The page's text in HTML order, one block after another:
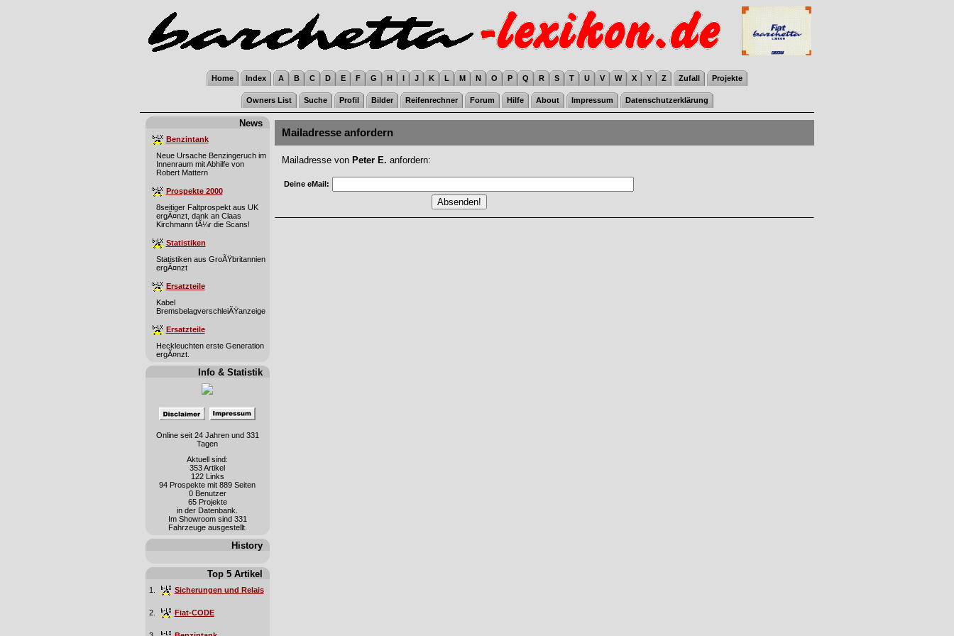
Home Index A B C D E F G H I J K L M N O P Q R S T U V W X Y Z Zufall Projekte
Owners List Suche Profil Bilder Reifenrechner Forum Hilfe About Impressum Datenschutzerklärung
News
Benzintank
Neue Ursache Benzingeruch im
Innenraum mit Abhilfe von
Robert Mattern
Prospekte 2000
8seitiger Faltprospekt aus UK
ergÃ¤nzt, dank an Claas
Kirchmann fÃ¼r die Scans!
Statistiken
Statistiken aus GroÃŸbritannien
ergÃ¤nzt
Ersatzteile
Kabel
BremsbelagverschleiÃŸanzeige
Ersatzteile
Heckleuchten erste Generation
ergÃ¤nzt.
Info & Statistik
Online seit 24 Jahren und 331
Tagen
Aktuell sind:
353 Artikel
122 Links
94 Prospekte mit 889 Seiten
0 Benutzer
65 Projekte
in der Datenbank.
Im Showroom sind 331
Fahrzeuge ausgestellt.
History
Top 5 Artikel
1. Sicherungen und Relais
2. Fiat-CODE
Mailadresse anfordern
Mailadresse von Peter E. anfordern:
Deine eMail: